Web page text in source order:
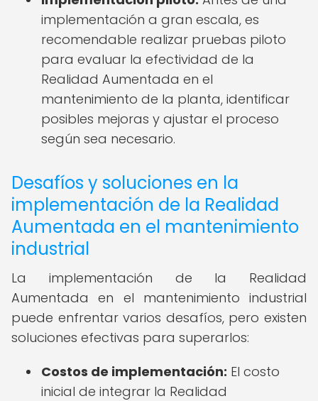
implementación a gran escala, es
recomendable realizar pruebas piloto
para evaluar la efectividad de la
Realidad Aumentada en el
mantenimiento de la planta, identificar
posibles mejoras y ajustar el proceso
según sea necesario.
Desafíos y soluciones en la
implementación de la Realidad
Aumentada en el mantenimiento
industrial
La implementación de la Realidad
Aumentada en el mantenimiento industrial
puede enfrentar varios desafíos, pero existen
soluciones efectivas para superarlos:
Costos de implementación: El costo
inicial de integrar la Realidad